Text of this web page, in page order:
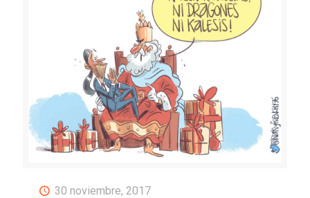
30 noviembre, 2017